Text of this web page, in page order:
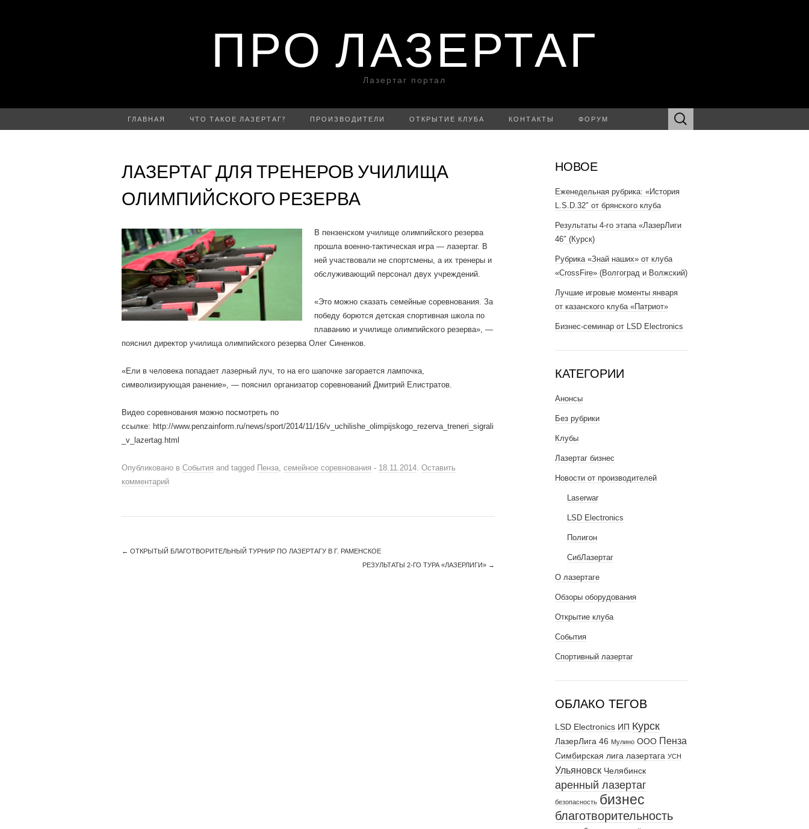
ПРО ЛАЗЕРТАГ
Лазертаг портал
ГЛАВНАЯ ЧТО ТАКОЕ ЛАЗЕРТАГ? ПРОИЗВОДИТЕЛИ ОТКРЫТИЕ КЛУБА КОНТАКТЫ ФОРУМ Найти:
ЛАЗЕРТАГ ДЛЯ ТРЕНЕРОВ УЧИЛИЩА
ОЛИМПИЙСКОГО РЕЗЕРВА
В пензенском училище олимпийского резерва
прошла военно-тактическая игра — лазертаг. В
ней участвовали не спортсмены, а их тренеры и
обслуживающий персонал двух учреждений.
«Это можно сказать семейные соревнования. За
победу борются детская спортивная школа по
плаванию и училище олимпийского резерва», —
пояснил директор училища олимпийского резерва Олег Синенков.
«Ели в человека попадает лазерный луч, то на его шапочке загорается лампочка,
символизирующая ранение», — пояснил организатор соревнований Дмитрий Елистратов.
Видео соревнования можно посмотреть по
ссылке: http://www.penzainform.ru/news/sport/2014/11/16/v_uchilishe_olimpijskogo_rezerva_treneri_sigrali
_v_lazertag.html
Опубликовано в События and tagged Пенза, семейное соревнования - 18.11.2014. Оставить
комментарий
← ОТКРЫТЫЙ БЛАГОТВОРИТЕЛЬНЫЙ ТУРНИР ПО ЛАЗЕРТАГУ В Г. РАМЕНСКОЕ
РЕЗУЛЬТАТЫ 2-ГО ТУРА «ЛАЗЕРЛИГИ» →
НОВОЕ
Еженедельная рубрика: «История
L.S.D.32″ от брянского клуба
Результаты 4-го этапа «ЛазерЛиги
46″ (Курск)
Рубрика «Знай наших» от клуба
«CrossFire» (Волгоград и Волжский)
Лучшие игровые моменты января
от казанского клуба «Патриот»
Бизнес-семинар от LSD Electronics
КАТЕГОРИИ
Анонсы
Без рубрики
Клубы
Лазертаг бизнес
Новости от производителей
Laserwar
LSD Electronics
Полигон
СибЛазертаг
О лазертаге
Обзоры оборудования
Открытие клуба
События
Спортивный лазертаг
ОБЛАКО ТЕГОВ
LSD Electronics ИП Курск
ЛазерЛига 46 Мулино ООО Пенза
Симбирская лига лазертага УСН
Ульяновск Челябинск
аренный лазертаг
безопасность бизнес
благотворительность